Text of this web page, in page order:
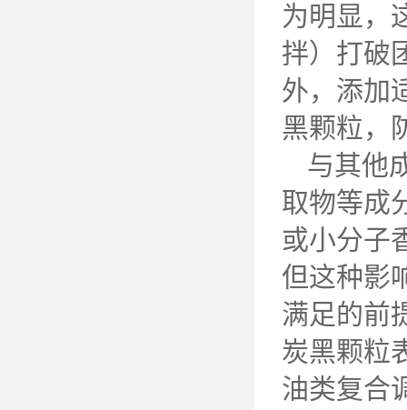
为明显，
拌）打破
外，添加
黑颗粒，
与其他
取物等成
或小分子
但这种影
满足的前
炭黑颗粒
油类复合